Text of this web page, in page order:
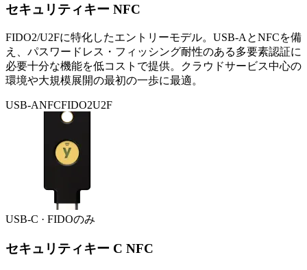
セキュリティキー NFC
FIDO2/U2Fに特化したエントリーモデル。USB-AとNFCを備
え、パスワードレス・フィッシング耐性のある多要素認証に
必要十分な機能を低コストで提供。クラウドサービス中心の
環境や大規模展開の最初の一歩に最適。
USB-ANFCFIDO2U2F
USB-C · FIDOのみ
セキュリティキー C NFC